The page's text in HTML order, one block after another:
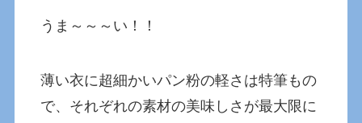
うま～～～い！！
薄い衣に超細かいパン粉の軽さは特筆もの
で、それぞれの素材の美味しさが最大限に